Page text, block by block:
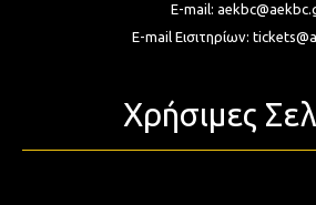
E-mail:
E-mail Εισιτηρίων:
Χρήσιμες